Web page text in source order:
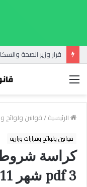
القائمة
الرئيسية/قوانين ولوائح
قوانين ولوائح وقرارات وزارية
كراسة